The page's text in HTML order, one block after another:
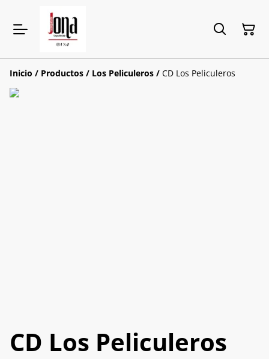
Inicio / Productos / Los Peliculeros / CD Los Peliculeros
CD Los Peliculeros